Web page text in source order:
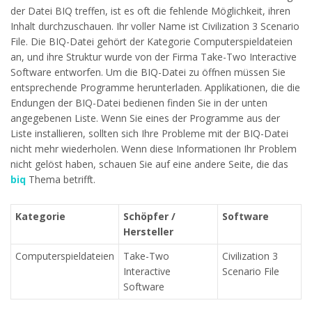
der Datei BIQ treffen, ist es oft die fehlende Möglichkeit, ihren
Inhalt durchzuschauen. Ihr voller Name ist Civilization 3 Scenario
File. Die BIQ-Datei gehört der Kategorie Computerspieldateien
an, und ihre Struktur wurde von der Firma Take-Two Interactive
Software entworfen. Um die BIQ-Datei zu öffnen müssen Sie
entsprechende Programme herunterladen. Applikationen, die die
Endungen der BIQ-Datei bedienen finden Sie in der unten
angegebenen Liste. Wenn Sie eines der Programme aus der
Liste installieren, sollten sich Ihre Probleme mit der BIQ-Datei
nicht mehr wiederholen. Wenn diese Informationen Ihr Problem
nicht gelöst haben, schauen Sie auf eine andere Seite, die das
biq Thema betrifft.
Kategorie
Schöpfer /
Hersteller
Software
Computerspieldateien
Take-Two
Interactive
Software
Civilization 3
Scenario File